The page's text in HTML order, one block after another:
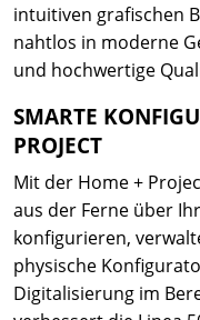
intuitiven grafischen
nahtlos in moderne
und hochwertige
SMARTE
PROJECT
Mit der Home +
aus der Ferne über
konfigurieren,
physische
Digitalisierung im